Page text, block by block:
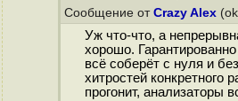
Сообщение от Crazy Alex
Уж что-что, а
хорошо.
всё соберёт с нуля и
хитростей конкретного
прогонит, анализаторы